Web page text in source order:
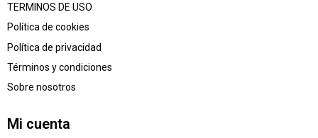
TERMINOS DE USO
Política de cookies
Política de privacidad
Términos y condiciones
Sobre nosotros
Mi cuenta